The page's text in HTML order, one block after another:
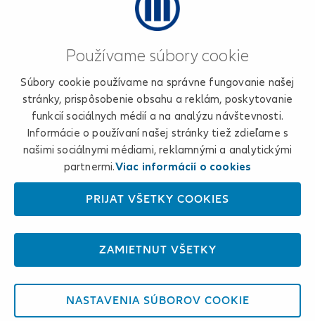
Používame súbory cookie
Súbory cookie používame na správne fungovanie našej
stránky, prispôsobenie obsahu a reklám, poskytovanie
funkcií sociálnych médií a na analýzu návštevnosti.
Informácie o používaní našej stránky tiež zdieľame s
našimi sociálnymi médiami, reklamnými a analytickými
partnermi.Viac informácií o cookies
PRIJAŤ VŠETKY COOKIES
ZAMIETNUŤ VŠETKY
NASTAVENIA SÚBOROV COOKIE